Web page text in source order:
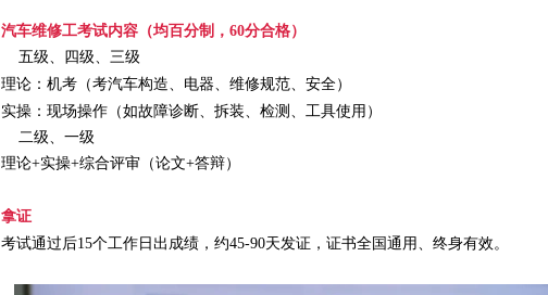
汽车维修工考试内容（均百分制，60分合格）
五级、四级、三级
理论：机考（考汽车构造、电器、维修规范、安全）
实操：现场操作（如故障诊断、拆装、检测、工具使用）
二级、一级
理论+实操+综合评审（论文+答辩）
拿证
考试通过后15个工作日出成绩，约45-90天发证，证书全国通用、终身有效。